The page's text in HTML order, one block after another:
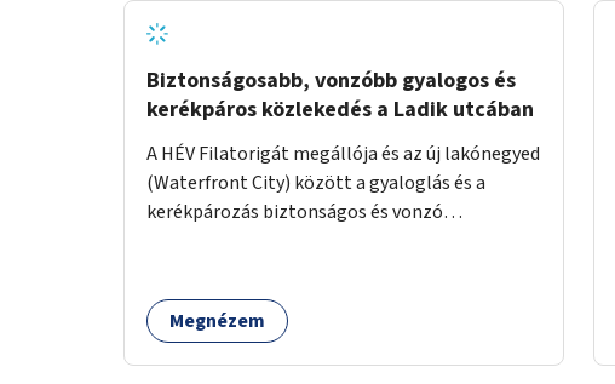
Biztonságosabb, vonzóbb gyalogos és
kerékpáros közlekedés a Ladik utcában
A HÉV Filatorigát megállója és az új lakónegyed
(Waterfront City) között a gyaloglás és a
kerékpározás biztonságos és vonzó
Megnézem